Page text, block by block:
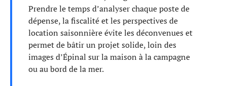
Prendre le temps d’analyser chaque poste de
dépense, la fiscalité et les perspectives de
location saisonnière évite les déconvenues et
permet de bâtir un projet solide, loin des
images d’Épinal sur la maison à la campagne
ou au bord de la mer.